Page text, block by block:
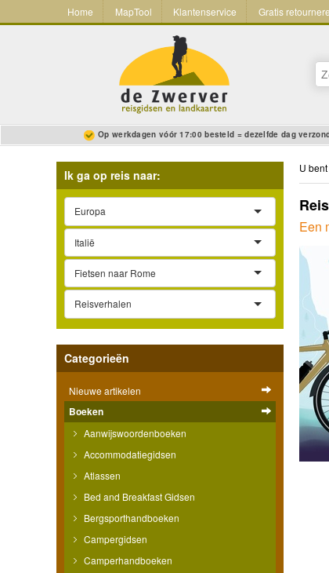
Home MapTool Klantenservice Gratis
Op werkdagen vóór 17:00 besteld = dezelfde dag
Ik ga op reis naar:
Europa
Italië
Fietsen naar Rome
Reisverhalen
Categorieën
Nieuwe artikelen
Boeken
Aanwijswoordenboeken
Accommodatiegidsen
Atlassen
Bed and Breakfast Gidsen
Bergsporthandboeken
Campergidsen
Camperhandboeken
U
Een